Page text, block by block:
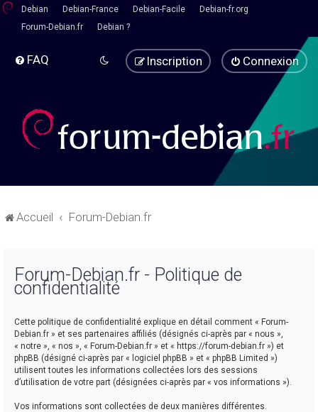
Debian Debian-France Debian-Facile
Debian-fr.org
Forum-Debian.fr
Debian ?
FAQ Connexion
Inscription
Accueil Forum-Debian.fr
Forum-Debian.fr - Politique de
confidentialité
Cette politique de confidentialité explique en détail comment « Forum-
Debian.fr » et ses partenaires affiliés (désignés ci-après par « nous »,
« notre », « nos », « Forum-Debian.fr » et « https://forum-debian.fr ») et
phpBB (désigné ci-après par « logiciel phpBB » et « phpBB Limited »)
utilisent toutes les informations collectées lors des sessions
d’utilisation de votre part (désignées ci-après par « vos informations »).
Vos informations sont collectées de deux manières différentes.